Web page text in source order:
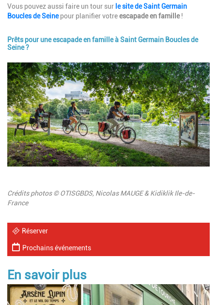
Vous pouvez aussi faire un tour sur le site de Saint Germain
Boucles de Seinepour planifier votreescapade en famille!
Prêts pour une escapade en famille à Saint Germain Boucles de
Seine ?
Image
Description
Crédits photos © OTISGBDS, Nicolas MAUGE & Kidiklik Ile-de-
France
Réserver
Prochains événements
En savoir plus